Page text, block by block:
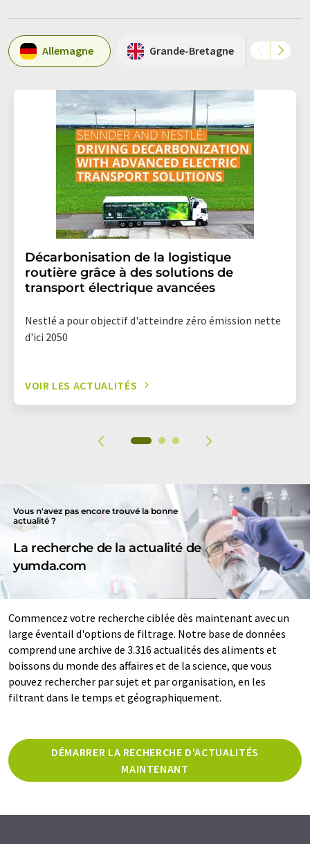
Allemagne Grande-Bretagne
Décarbonisation de la logistique
routière grâce à des solutions de
transport électrique avancées
Nestlé a pour objectif d'atteindre zéro émission nette
d'ici 2050
VOIR LES ACTUALITÉS
Vous n'avez pas encore trouvé la bonne
actualité ?
La recherche de la actualité de
yumda.com
Commencez votre recherche ciblée dès maintenant avec un
large éventail d'options de filtrage. Notre base de données
comprend une archive de 3.316 actualités des aliments et
boissons du monde des affaires et de la science, que vous
pouvez rechercher par sujet et par organisation, en les
filtrant dans le temps et géographiquement.
DÉMARRER LA RECHERCHE D'ACTUALITÉS
MAINTENANT